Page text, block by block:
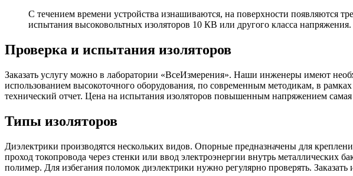
С течением времени устройства изнашиваются, на поверхности появляются
испытания высоковольтных изоляторов 10 КВ или другого класса напряжения.
Проверка и испытания изоляторов
Заказать услугу можно в лаборатории «ВсеИзмерения». Наши инженеры имеют
использованием высокоточного оборудования, по современным методикам, в
технический отчет. Цена на испытания изоляторов повышенным напряжением самая
Типы изоляторов
Диэлектрики производятся нескольких видов. Опорные предназначены для
проход токопровода через стенки или ввод электроэнергии внутрь
полимер. Для избегания поломок диэлектрики нужно регулярно проверять.